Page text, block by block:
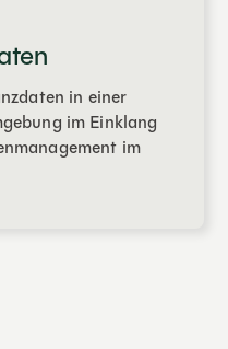
in einer
im Einklang
im